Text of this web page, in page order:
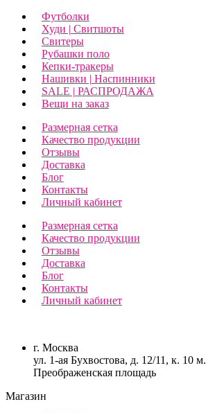
Футболки
Худи | Свитшоты
Свитеры
Рубашки поло
Кепки-тракеры
Нашивки | Наспинники
SALE | РАСПРОДАЖА
Вещи на заказ
Размерная сетка
Качество продукции
Отзывы
Доставка
Блог
Контакты
Личный кабинет
Размерная сетка
Качество продукции
Отзывы
Доставка
Блог
Контакты
Личный кабинет
г. Москва
ул. 1-ая Бухвостова, д. 12/11, к. 10 м.
Преображенская площадь
Магазин